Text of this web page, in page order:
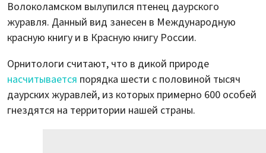
Волоколамском вылупился птенец даурского
журавля. Данный вид занесен в Международную
красную книгу и в Красную книгу России.
Орнитологи считают, что в дикой природе
насчитывается порядка шести с половиной тысяч
даурских журавлей, из которых примерно 600 особей
гнездятся на территории нашей страны.